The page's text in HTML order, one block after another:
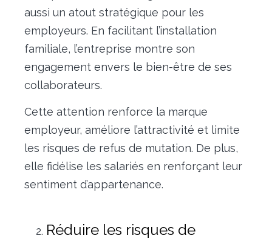
aussi un atout stratégique pour les
employeurs. En facilitant l’installation
familiale, l’entreprise montre son
engagement envers le bien-être de ses
collaborateurs.
Cette attention renforce la marque
employeur, améliore l’attractivité et limite
les risques de refus de mutation. De plus,
elle fidélise les salariés en renforçant leur
sentiment d’appartenance.
Réduire les risques de